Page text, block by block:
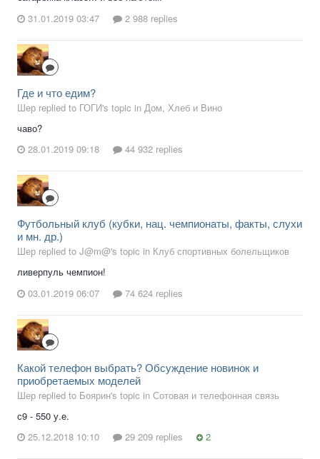
31.01.2019 03:47
2 988 replies
Где и что едим?
Шер replied to ГОГИ's topic in Дом, Хлеб и Вино
чаво?
28.01.2019 09:18
44 932 replies
Футбольный клуб (кубки, нац. чемпионаты, факты, слухи
и мн. др.)
Шер replied to J@m@'s topic in Клуб спортивных болельщиков
ливерпуль чемпион!
03.01.2019 06:07
74 624 replies
Какой телефон выбрать? Обсуждение новинок и
приобретаемых моделей
Шер replied to Боярин's topic in Сотовая и телефонная связь
с9 - 550 у.е.
25.12.2018 10:10
29 209 replies 2